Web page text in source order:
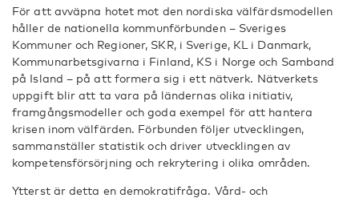
För att avväpna hotet mot den nordiska välfärdsmodellen
håller de nationella kommunförbunden – Sveriges
Kommuner och Regioner, SKR, i Sverige, KL i Danmark,
Kommunarbetsgivarna i Finland, KS i Norge och Samband
på Island – på att formera sig i ett nätverk. Nätverkets
uppgift blir att ta vara på ländernas olika initiativ,
framgångsmodeller och goda exempel för att hantera
krisen inom välfärden. Förbunden följer utvecklingen,
sammanställer statistik och driver utvecklingen av
kompetensförsörjning och rekrytering i olika områden.
Ytterst är detta en demokratifråga. Vård- och